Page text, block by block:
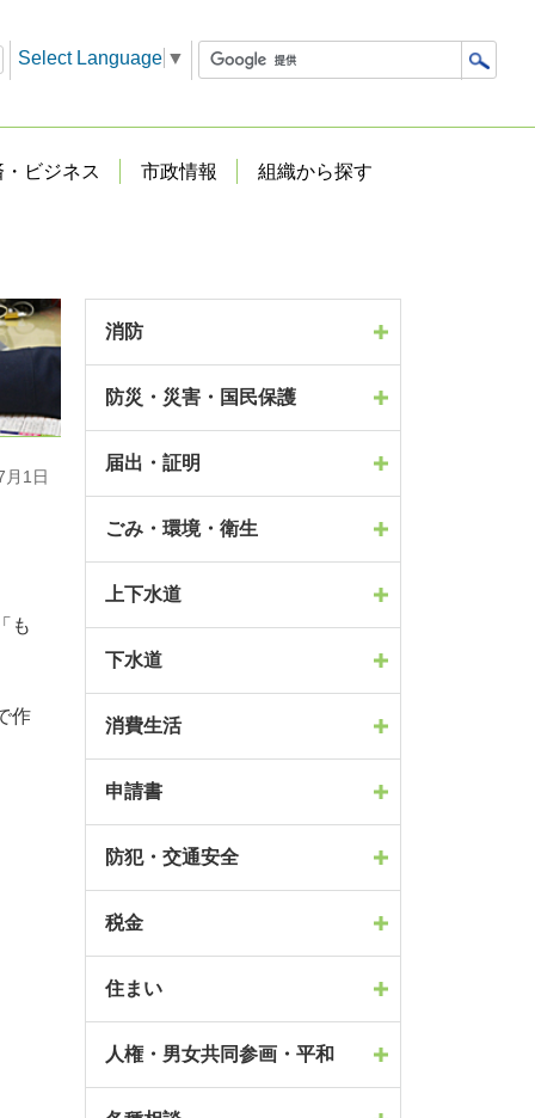
Select Language ▼
ビジネス 市政情報 組織から探す
月1日
も
作
消防
防災・災害・国民保護
届出・証明
ごみ・環境・衛生
上下水道
下水道
消費生活
申請書
防犯・交通安全
税金
住まい
人権・男女共同参画・平和